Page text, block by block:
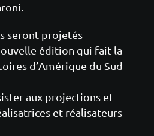
seront projetés
édition qui fait la
d’Amérique du Sud
aux projections et
et réalisateurs